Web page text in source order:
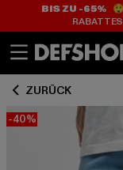
BIS ZU -65%
ZURÜCK
-40%